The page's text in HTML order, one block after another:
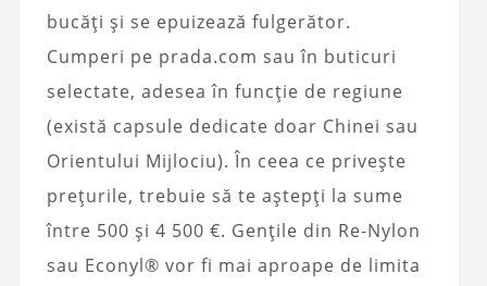
bucăți și se epuizează fulgerător.
Cumperi pe prada.com sau în buticuri
selectate, adesea în funcție de regiune
(există capsule dedicate doar Chinei sau
Orientului Mijlociu). În ceea ce privește
prețurile, trebuie să te aștepți la sume
între 500 și 4 500 €. Gențile din Re-Nylon
sau Econyl® vor fi mai aproape de limita